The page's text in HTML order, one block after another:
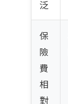
泛
保
險
費
相
對